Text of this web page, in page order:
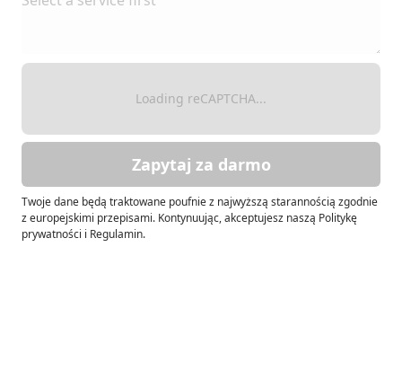
Loading reCAPTCHA...
Zapytaj za darmo
Twoje dane będą traktowane poufnie z najwyższą starannością zgodnie
z europejskimi przepisami. Kontynuując, akceptujesz naszą Politykę
prywatności i Regulamin.